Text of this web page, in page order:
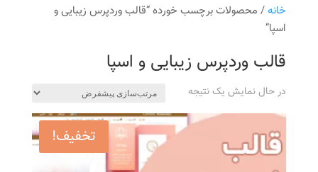
خانه/ محصولات برچسب خورده “قالب وردپرس زیبایی و
اسپا”
قالب وردپرس زیبایی و اسپا
در حال نمایش یک نتیجه
تخفیف!